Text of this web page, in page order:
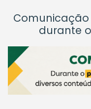
Comunicação
durante